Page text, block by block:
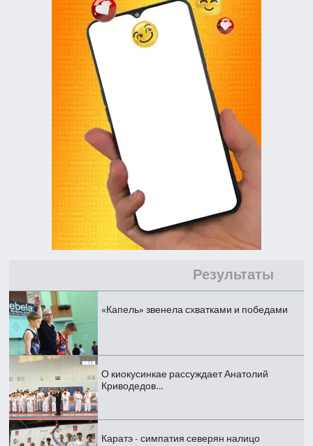
Результаты
«Капель» звенела схватками и победами
О киокусинкае рассуждает Анатолий
Криводедов…
Каратэ - симпатия северян налицо